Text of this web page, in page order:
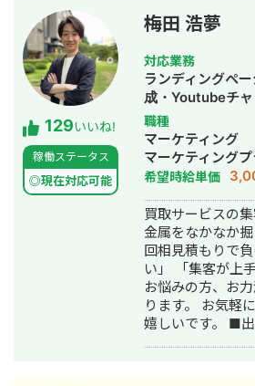
また、常にレスを
ておりまして24
です。 実際、弊社は地域名＋施術で上
位表示が得意得意
をハックしています。 また
ガイドライン、
見もあり安全性に
す。 ■実績■ ・某美容系ビックワード
で圏外→10位以内
系ビッグワード
が3ヶ月で２倍
1.5倍！
129いいね!
稼働ステータス
◎現在対応可能
梅田 浩夢
対応業務
ランディングペ
成・Youtubeチ
ち上げ・SEO対
事作成代行・ライ
ージ制作・作成・
用代行・オウンド
築・運用代行
職種
マーケティング
マーケティング
希望時給単価
買取サービスの集客
金属をなかなか
回相見積もりで
い」 「集客が上
お悩みの方、お
ります。 お気軽
嬉しいです。 ■出張買取サービスの集